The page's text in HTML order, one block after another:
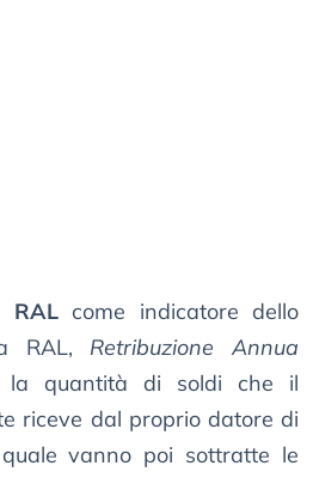
RAL come indicatore dello
RAL, Retribuzione Annua
la quantità di soldi che il
riceve dal proprio datore di
vanno poi sottratte le